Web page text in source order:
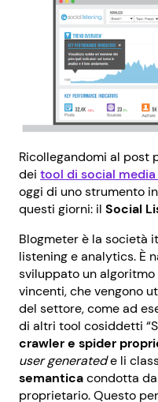
Ricollegandomi al post
dei tool di social
oggi di uno strumento
questi giorni: il Social
Blogmeter è la società
listening e analytics. È
sviluppato un
vincenti, che vengono
del settore, come ad
di altri tool cosiddetti
crawler e spider
user generatede li
semanticacondotta da
proprietario. Questo